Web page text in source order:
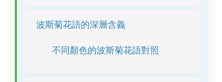
波斯菊花語的深層含義
不同顏色的波斯菊花語對照